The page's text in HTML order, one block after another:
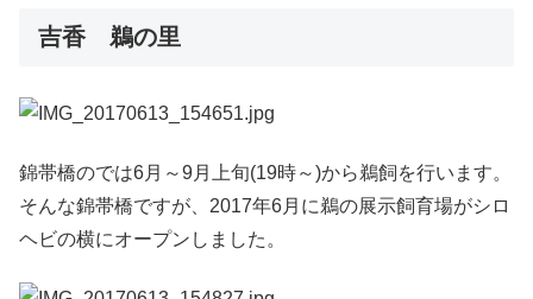
吉香 鵜の里
錦帯橋のでは6月～9月上旬(19時～)から鵜飼を行います。
そんな錦帯橋ですが、2017年6月に鵜の展示飼育場がシロ
ヘビの横にオープンしました。